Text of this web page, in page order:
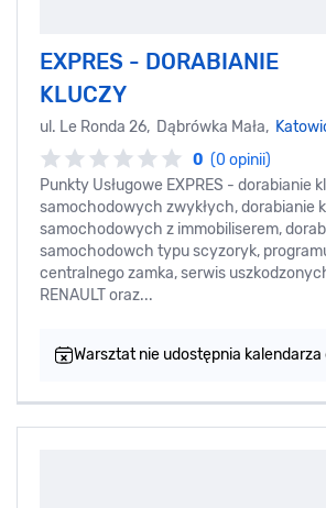
EXPRES - DORABIANIE
KLUCZY
ul. Le Ronda 26, Dąbrówka Mała,
0 (0 opinii)
Punkty Usługowe EXPRES - dorabianie
samochodowych zwykłych, dorabianie
samochodowych z immobiliserem,
samochodowch typu scyzoryk,
centralnego zamka, serwis
RENAULT oraz...
Warsztat nie udostępnia kalendarza